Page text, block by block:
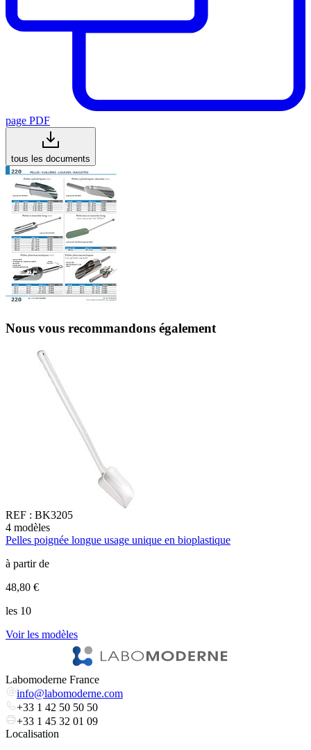
page PDF
tous les documents
Nous vous recommandons également
REF : BK3205
4 modèles
Pelles poignée longue usage unique en bioplastique
à partir de
48,80 €
les 10
Voir les modèles
Labomoderne France
info@labomoderne.com
+33 1 42 50 50 50
+33 1 45 32 01 09
Localisation